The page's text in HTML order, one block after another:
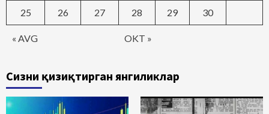
« AVG OKT »
25 26 27 28 29 30
Сизни қизиқтирган янгиликлар